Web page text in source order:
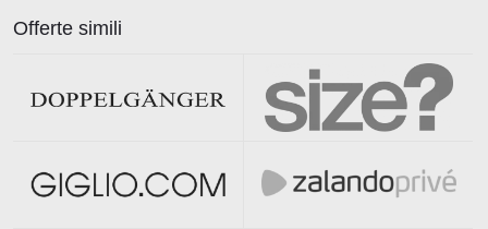
Offerte simili